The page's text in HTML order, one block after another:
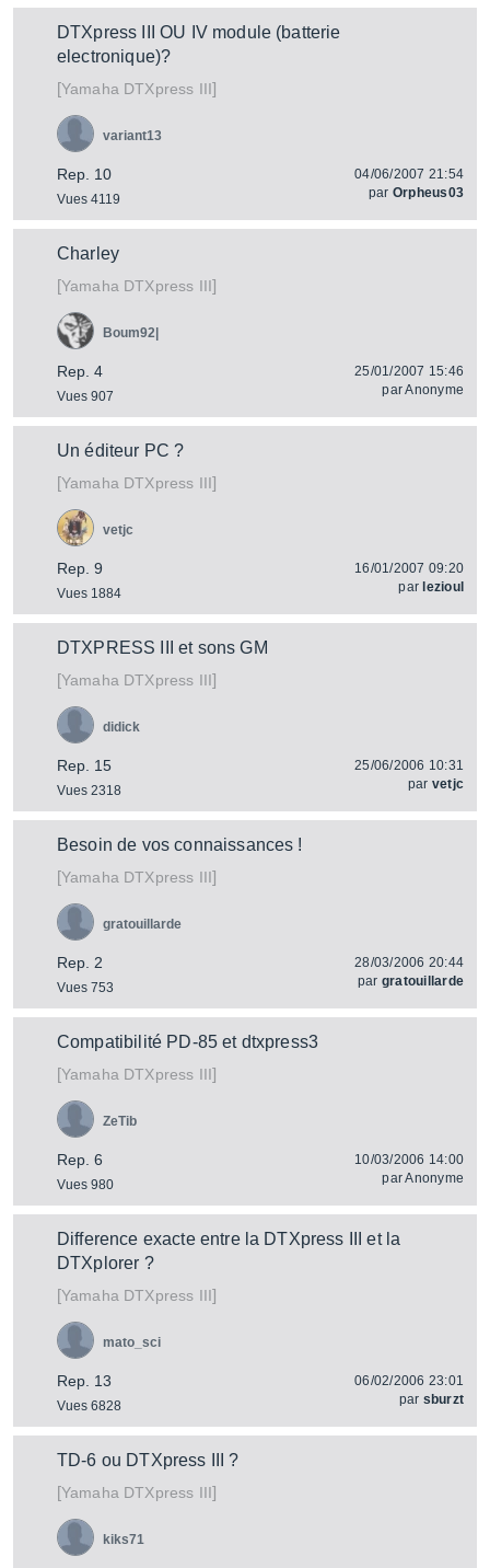
DTXpress III OU IV module (batterie
electronique)?
[Yamaha DTXpress III]
Rep. 10
Vues 4119
variant13
04/06/2007 21:54
par Orpheus03
Charley
[Yamaha DTXpress III]
Rep. 4
Vues 907
Boum92|
25/01/2007 15:46
parAnonyme
Un éditeur PC ?
[Yamaha DTXpress III]
Rep. 9
Vues 1884
vetjc
16/01/2007 09:20
par lezioul
DTXPRESS III et sons GM
[Yamaha DTXpress III]
Rep. 15
Vues 2318
didick
25/06/2006 10:31
par vetjc
Besoin de vos connaissances !
[Yamaha DTXpress III]
Rep. 2
Vues 753
gratouillarde
28/03/2006 20:44
par gratouillarde
Compatibilité PD-85 et dtxpress3
[Yamaha DTXpress III]
Rep. 6
Vues 980
ZeTib
10/03/2006 14:00
parAnonyme
Difference exacte entre la DTXpress III et la
DTXplorer ?
[Yamaha DTXpress III]
Rep. 13
Vues 6828
mato_sci
06/02/2006 23:01
par sburzt
TD-6 ou DTXpress III ?
[Yamaha DTXpress III]
kiks71